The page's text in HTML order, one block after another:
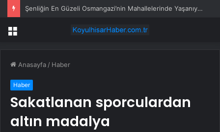
Şenliğin En Güzeli Osmangazi’nin Mahallelerinde Yaşanıyor
Menü
Anasayfa / Haber
Haber
Sakatlanan sporculardan
altın madalya